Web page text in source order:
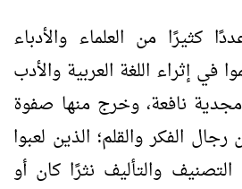
كثيرًا من العلماء والأدباء
في إثراء اللغة العربية والأدب
مجدية نافعة، وخرج منها صفوة
الفكر والقلم؛ الذين لعبوا
والتأليف نثرًا كان أو